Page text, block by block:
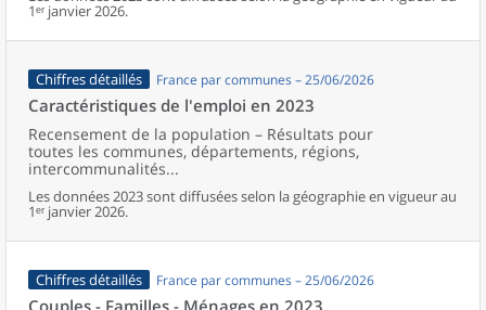
1ᵉʳ janvier 2026.
Chiffres détaillés France par communes – 25/06/2026
Caractéristiques de l'emploi en 2023
Recensement de la population – Résultats pour
toutes les communes, départements, régions,
intercommunalités...
Les données 2023 sont diffusées selon la géographie en vigueur au
1ᵉʳ janvier 2026.
Chiffres détaillés France par communes – 25/06/2026
Couples - Familles - Ménages en 2023